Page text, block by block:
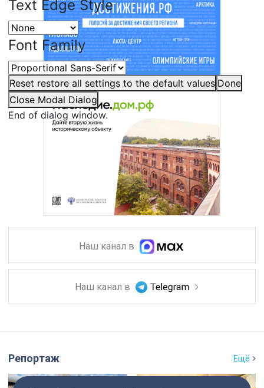
Text Edge Style
Font Family
Reset restore all settings to the default values Done
Close Modal Dialog
End of dialog window.
Наш канал в
Наш канал в
Репортаж Ещё